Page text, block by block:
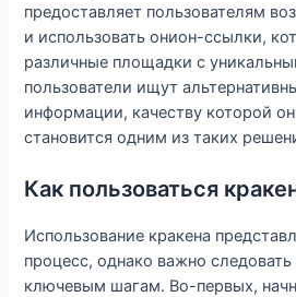
предоставляет пользователям
и использовать онион-ссылки,
различные площадки с
пользователи ищут
информации, качеству которой
становится одним из таких
Как пользоваться
Использование кракена
процесс, однако важно
ключевым шагам. Во-первых,